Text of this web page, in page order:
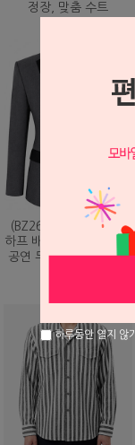
정장, 맞춤 수트
(BZ260203) 화려하게
하프 배색 핫픽스 디자인
공연 무대 맞춤 제작 자
하루동안 열지 않기